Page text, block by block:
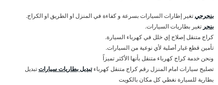
بنجرجيتغير إطارات السيارات بسرعة و كفاءة في المنزل او الطريق او الكراج.
بنجر تغير بطاريات السيارات.
كراج متنقل إصلاح إي خلل في كهرباء السيارة.
تأمين قطع غيار أصلية لأي نوعية من السيارات.
ونحن خدمة كراج كهرباء متنقل بأنها الأكثر تميزاً
تصليح سيارات امام المنزل رقم كراج متنقل كهرباءتبديل بطاريات سياراتتبديل
بطارية للسيارة نغطي كل مكان بالكويت